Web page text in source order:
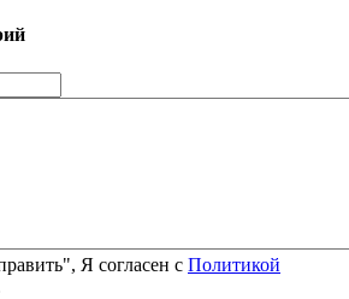
Я согласен с Политикой